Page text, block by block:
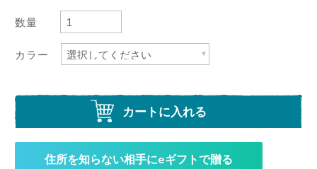
数量
カラー
カートに入れる
住所を知らない相手にeギフトで贈る